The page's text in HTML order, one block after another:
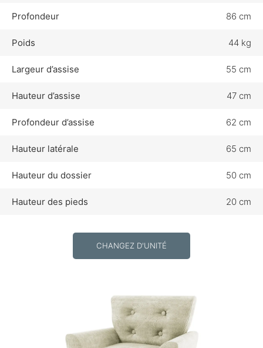
Profondeur 86 cm
Poids 44 kg
Largeur d’assise 55 cm
Hauteur d’assise 47 cm
Profondeur d’assise 62 cm
Hauteur latérale 65 cm
Hauteur du dossier 50 cm
Hauteur des pieds 20 cm
CHANGEZ D'UNITÉ